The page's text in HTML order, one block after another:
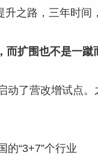
之路，三年时间
扩围也不是一
了营改增试点
的“3+7”个行业